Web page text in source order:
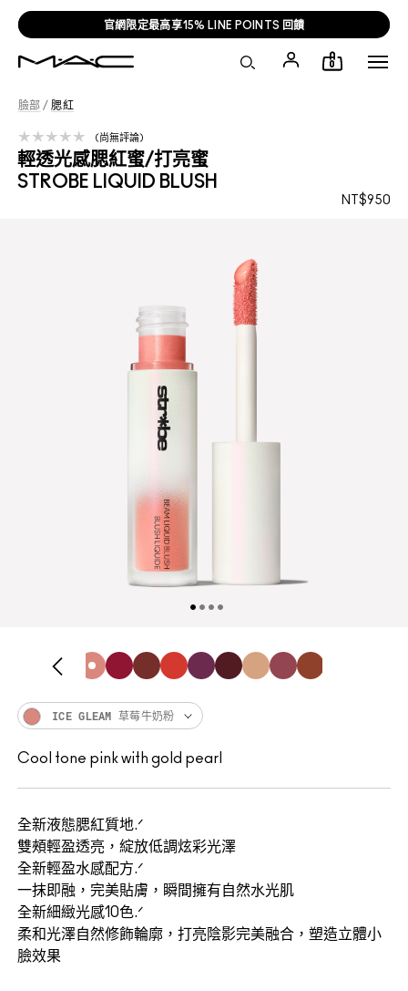
官網限定最高享15% LINE POINTS 回饋
0
臉部 / 腮紅
輕透光感腮紅蜜/打亮蜜
STROBE LIQUID BLUSH
NT$950
尚無評論
全新液態腮紅質地.ᐟ
雙頰輕盈透亮，綻放低調炫彩光澤
全新輕盈水感配方.ᐟ
一抹即融，完美貼膚，瞬間擁有自然水光肌
全新細緻光感10色.ᐟ
柔和光澤自然修飾輪廓，打亮陰影完美融合，塑造立體小
臉效果
ICE GLEAM 草莓牛奶粉
Cool tone pink with gold pearl